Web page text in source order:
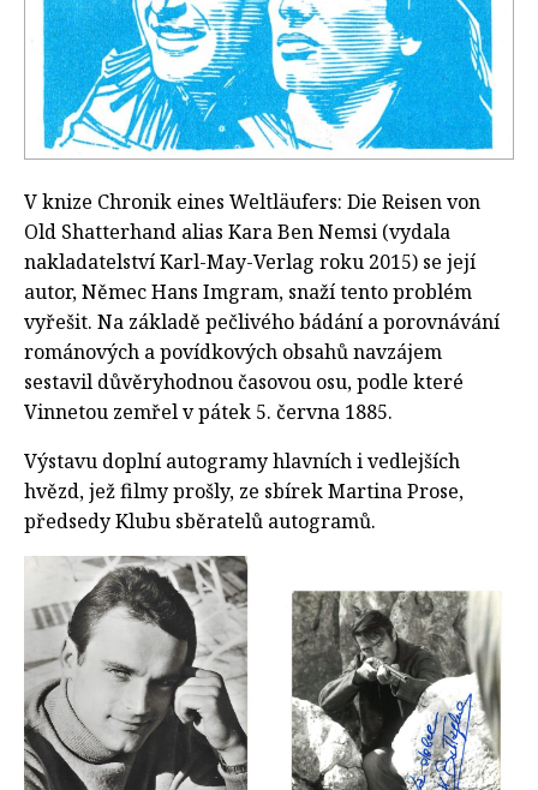
V knize Chronik eines Weltläufers: Die Reisen von
Old Shatterhand alias Kara Ben Nemsi (vydala
nakladatelství Karl-May-Verlag roku 2015) se její
autor, Němec Hans Imgram, snaží tento problém
vyřešit. Na základě pečlivého bádání a porovnávání
románových a povídkových obsahů navzájem
sestavil důvěryhodnou časovou osu, podle které
Vinnetou zemřel v pátek 5. června 1885.
Výstavu doplní autogramy hlavních i vedlejších
hvězd, jež filmy prošly, ze sbírek Martina Prose,
předsedy Klubu sběratelů autogramů.